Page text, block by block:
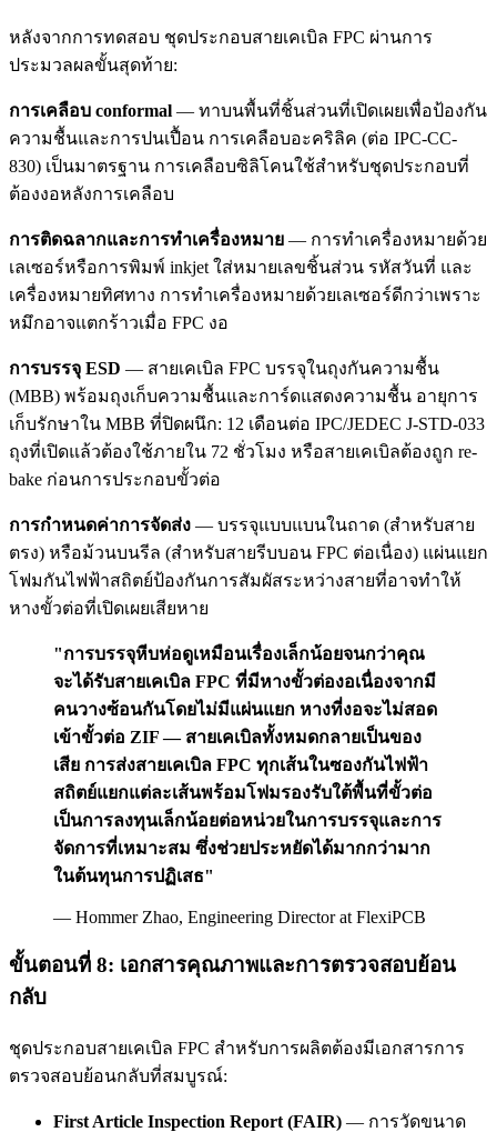
หลังจากการทดสอบ ชุดประกอบสายเคเบิล FPC ผ่านการ
ประมวลผลขั้นสุดท้าย:
การเคลือบ conformal — ทาบนพื้นที่ชิ้นส่วนที่เปิดเผยเพื่อป้องกัน
ความชื้นและการปนเปื้อน การเคลือบอะคริลิค (ต่อ IPC-CC-
830) เป็นมาตรฐาน การเคลือบซิลิโคนใช้สำหรับชุดประกอบที่
ต้องงอหลังการเคลือบ
การติดฉลากและการทำเครื่องหมาย — การทำเครื่องหมายด้วย
เลเซอร์หรือการพิมพ์ inkjet ใส่หมายเลขชิ้นส่วน รหัสวันที่ และ
เครื่องหมายทิศทาง การทำเครื่องหมายด้วยเลเซอร์ดีกว่าเพราะ
หมึกอาจแตกร้าวเมื่อ FPC งอ
การบรรจุ ESD — สายเคเบิล FPC บรรจุในถุงกันความชื้น
(MBB) พร้อมถุงเก็บความชื้นและการ์ดแสดงความชื้น อายุการ
เก็บรักษาใน MBB ที่ปิดผนึก: 12 เดือนต่อ IPC/JEDEC J-STD-033
ถุงที่เปิดแล้วต้องใช้ภายใน 72 ชั่วโมง หรือสายเคเบิลต้องถูก re-
bake ก่อนการประกอบขั้วต่อ
การกำหนดค่าการจัดส่ง — บรรจุแบบแบนในถาด (สำหรับสาย
ตรง) หรือม้วนบนรีล (สำหรับสายรีบบอน FPC ต่อเนื่อง) แผ่นแยก
โฟมกันไฟฟ้าสถิตย์ป้องกันการสัมผัสระหว่างสายที่อาจทำให้
หางขั้วต่อที่เปิดเผยเสียหาย
"การบรรจุหีบห่อดูเหมือนเรื่องเล็กน้อยจนกว่าคุณ
จะได้รับสายเคเบิล FPC ที่มีหางขั้วต่องอเนื่องจากมี
คนวางซ้อนกันโดยไม่มีแผ่นแยก หางที่งอจะไม่สอด
เข้าขั้วต่อ ZIF — สายเคเบิลทั้งหมดกลายเป็นของ
เสีย การส่งสายเคเบิล FPC ทุกเส้นในซองกันไฟฟ้า
สถิตย์แยกแต่ละเส้นพร้อมโฟมรองรับใต้พื้นที่ขั้วต่อ
เป็นการลงทุนเล็กน้อยต่อหน่วยในการบรรจุและการ
จัดการที่เหมาะสม ซึ่งช่วยประหยัดได้มากกว่ามาก
ในต้นทุนการปฏิเสธ"
— Hommer Zhao, Engineering Director at FlexiPCB
ขั้นตอนที่ 8: เอกสารคุณภาพและการตรวจสอบย้อน
กลับ
ชุดประกอบสายเคเบิล FPC สำหรับการผลิตต้องมีเอกสารการ
ตรวจสอบย้อนกลับที่สมบูรณ์:
First Article Inspection Report (FAIR) — การวัดขนาด